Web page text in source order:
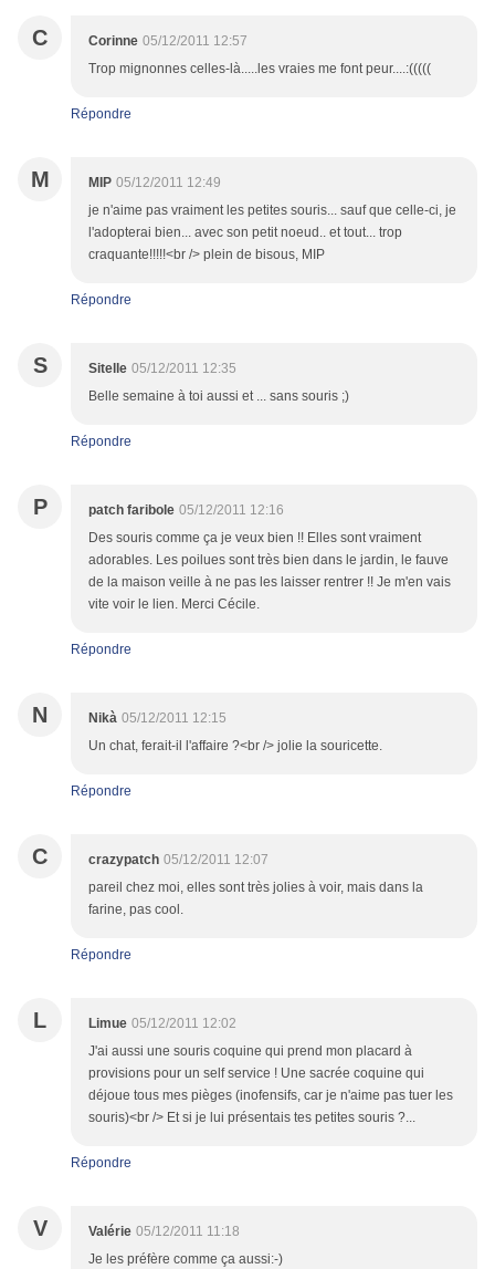
C Corinne 05/12/2011 12:57
Trop mignonnes celles-là.....les vraies me font peur....:(((((
Répondre
M MIP 05/12/2011 12:49
je n'aime pas vraiment les petites souris... sauf que celle-ci, je
l'adopterai bien... avec son petit noeud.. et tout... trop
craquante!!!!!<br /> plein de bisous, MIP
Répondre
S Sitelle 05/12/2011 12:35
Belle semaine à toi aussi et ... sans souris ;)
Répondre
P patch faribole 05/12/2011 12:16
Des souris comme ça je veux bien !! Elles sont vraiment
adorables. Les poilues sont très bien dans le jardin, le fauve
de la maison veille à ne pas les laisser rentrer !! Je m'en vais
vite voir le lien. Merci Cécile.
Répondre
N Nikà 05/12/2011 12:15
Un chat, ferait-il l'affaire ?<br /> jolie la souricette.
Répondre
C crazypatch 05/12/2011 12:07
pareil chez moi, elles sont très jolies à voir, mais dans la
farine, pas cool.
Répondre
L Limue 05/12/2011 12:02
J'ai aussi une souris coquine qui prend mon placard à
provisions pour un self service ! Une sacrée coquine qui
déjoue tous mes pièges (inofensifs, car je n'aime pas tuer les
souris)<br /> Et si je lui présentais tes petites souris ?...
Répondre
V Valérie 05/12/2011 11:18
Je les préfère comme ça aussi:-)